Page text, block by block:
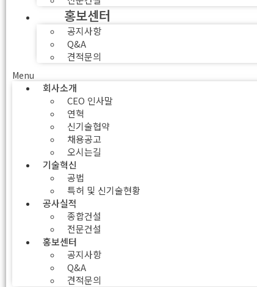
홍보센터
공지사항
Q&A
견적문의
Menu
회사소개
CEO 인사말
연혁
신기술협약
채용공고
오시는길
기술혁신
공법
특허 및 신기술현황
공사실적
종합건설
전문건설
홍보센터
공지사항
Q&A
견적문의